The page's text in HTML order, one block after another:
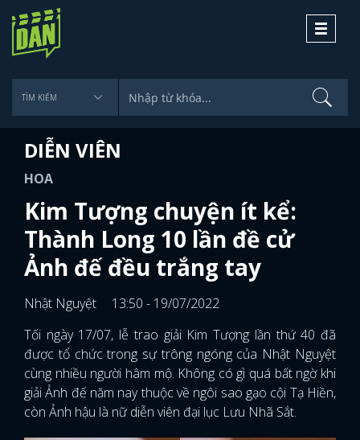
Toggle
DIỄN VIÊN
HOA
Kim Tượng chuyện ít kể:
Thành Long 10 lần đề cử
Ảnh đế đều trắng tay
Nhật Nguyệt
13:50 - 19/07/2022
Tối ngày 17/07, lễ trao giải Kim Tượng lần thứ 40 đã
được tổ chức trong sự trông ngóng của Nhật Nguyệt
cùng nhiều người hâm mộ. Không có gì quá bất ngờ khi
giải Ảnh đế năm nay thuộc về ngôi sao gạo cội Tạ Hiền,
còn Ảnh hậu là nữ diễn viên đại lục Lưu Nhã Sắt.